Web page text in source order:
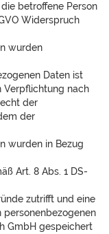
betroffene Person
Widerspruch
wurden
Daten ist
Verpflichtung nach
der
der
wurden in Bezug
Art. 8 Abs. 1 DS-
zutrifft und eine
personenbezogenen
GmbH gespeichert